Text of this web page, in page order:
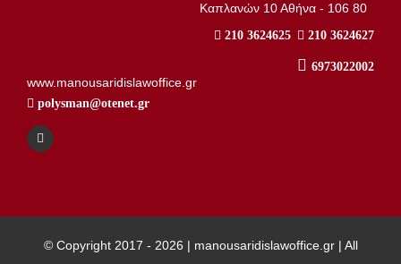
Καπλανών 10 Αθήνα - 106 80
210 3624627
210 3624625
6973022002
www.manousaridislawoffice.gr
polysman@otenet.gr
© Copyright 2017 - 2026 | manousaridislawoffice.gr | All